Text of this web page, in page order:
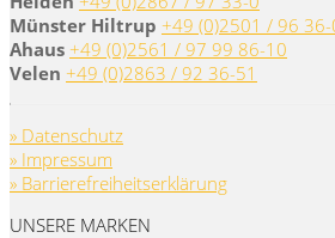
Münster Hiltrup +49 (0)2501 / 96 36-
Ahaus +49 (0)2561 / 97 99 86-10
Velen +49 (0)2863 / 92 36-51
» Datenschutz
» Impressum
» Barrierefreiheitserklärung
UNSERE MARKEN